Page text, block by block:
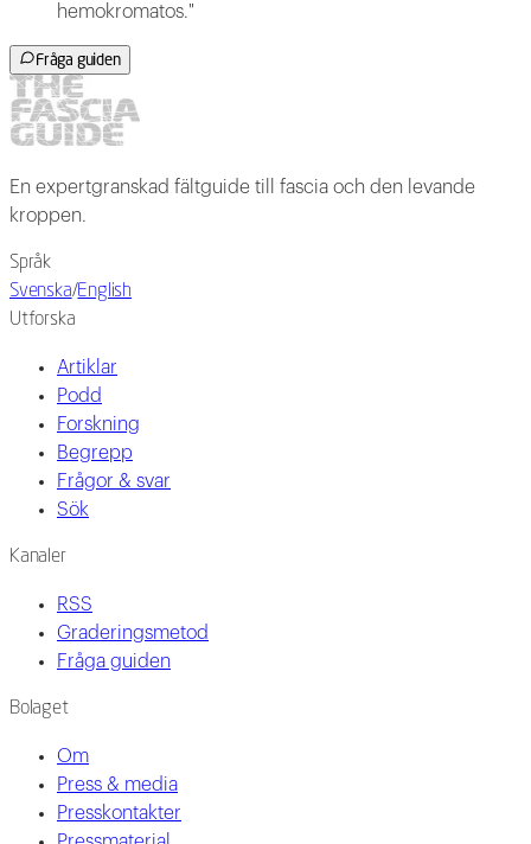
hemokromatos."
Fråga guiden
En expertgranskad fältguide till fascia och den levande
kroppen.
Språk
Svenska/English
Utforska
Artiklar
Podd
Forskning
Begrepp
Frågor & svar
Sök
Kanaler
RSS
Graderingsmetod
Fråga guiden
Bolaget
Om
Press & media
Presskontakter